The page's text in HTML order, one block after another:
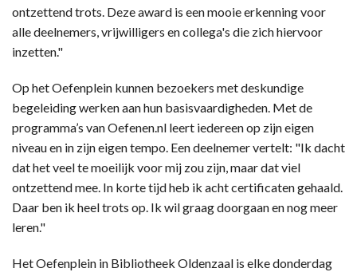
ontzettend trots. Deze award is een mooie erkenning voor
alle deelnemers, vrijwilligers en collega's die zich hiervoor
inzetten."
Op het Oefenplein kunnen bezoekers met deskundige
begeleiding werken aan hun basisvaardigheden. Met de
programma’s van Oefenen.nl leert iedereen op zijn eigen
niveau en in zijn eigen tempo. Een deelnemer vertelt: "Ik dacht
dat het veel te moeilijk voor mij zou zijn, maar dat viel
ontzettend mee. In korte tijd heb ik acht certificaten gehaald.
Daar ben ik heel trots op. Ik wil graag doorgaan en nog meer
leren."
Het Oefenplein in Bibliotheek Oldenzaal is elke donderdag